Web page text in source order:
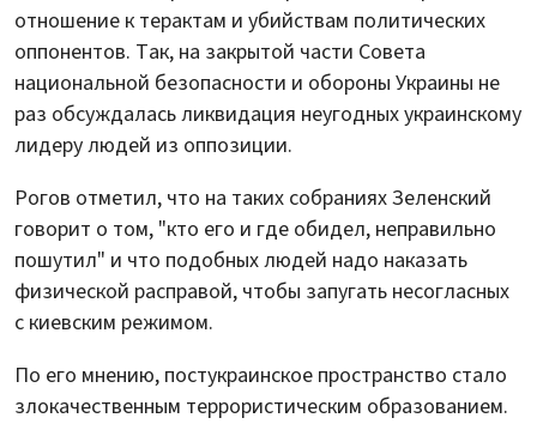
отношение к терактам и убийствам политических
оппонентов. Так, на закрытой части Совета
национальной безопасности и обороны Украины не
раз обсуждалась ликвидация неугодных украинскому
лидеру людей из оппозиции.
Рогов отметил, что на таких собраниях Зеленский
говорит о том, "кто его и где обидел, неправильно
пошутил" и что подобных людей надо наказать
физической расправой, чтобы запугать несогласных
с киевским режимом.
По его мнению, постукраинское пространство стало
злокачественным террористическим образованием.